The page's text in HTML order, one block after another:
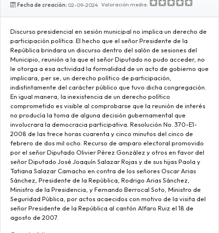
Fecha de creación: 02-09-2024 Valoración media:
Discurso presidencial en sesión municipal no implica un derecho de
participación política. El hecho que el señor Presidente de la
República brindara un discurso dentro del salón de sesiones del
Municipio, reunión a la que el señor Diputado no pudo acceder, no
le otorga a esa actividad la formalidad de un acto de gobierno que
implicara, per se, un derecho político de participación,
indistintamente del carácter público que tuvo dicha congregación.
En igual manera, la inexistencia de un derecho político
comprometido es visible al comprobarse que la reunión de interés
no producía la toma de alguna decisión gubernamental que
involucrara la democracia participativa. Resolución No. 370-E1-
2008 de las trece horas cuarenta y cinco minutos del cinco de
febrero de dos mil ocho. Recurso de amparo electoral promovido
por el señor Diputado Olivier Pérez González y otros en favor del
señor Diputado José Joaquín Salazar Rojas y de sus hijas Paola y
Tatiana Salazar Camacho en contra de los señores Oscar Arias
Sánchez, Presidente de la República, Rodrigo Arias Sánchez,
Ministro de la Presidencia, y Fernando Berrocal Soto, Ministro de
Seguridad Pública, por actos acaecidos con motivo de la visita del
señor Presidente de la República al cantón Alfaro Ruiz el 18 de
agosto de 2007.